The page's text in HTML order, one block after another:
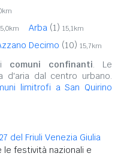
Arba (1) 15,1km
Decimo (10) 15,7km
i comuni confinanti. Le
d'aria dal centro urbano.
limitrofi a San Quirino
del Friuli Venezia Giulia
le festività nazionali e